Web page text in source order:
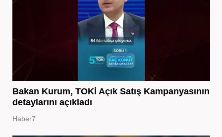
Bakan Kurum, TOKİ Açık Satış Kampanyasının
detaylarını açıkladı
Haber7